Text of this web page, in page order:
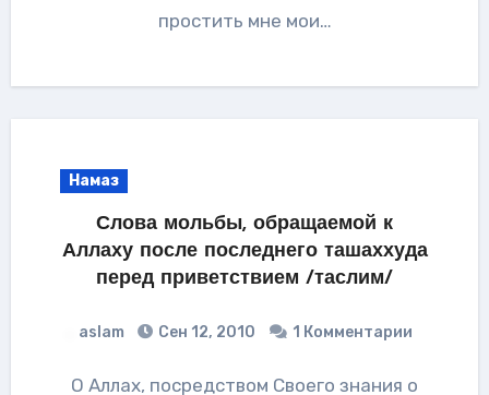
простить мне мои…
Намаз
Слова мольбы, обращаемой к
Аллаху после последнего ташаххуда
перед приветствием /таслим/
aslam Сен 12, 2010 1 Комментарии
О Аллах, посредством Своего знания о